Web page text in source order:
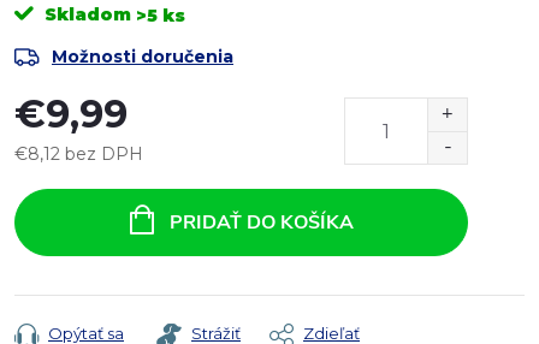
Skladom >5 ks
Možnosti doručenia
€9,99
€8,12 bez DPH
cena:
PRIDAŤ DO KOŠÍKA
Opýtať sa Strážiť Zdieľať